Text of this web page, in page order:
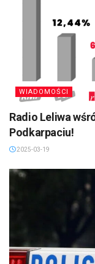
WIADOMOŚCI
Radio Leliwa
Podkarpaciu!
2025-03-19